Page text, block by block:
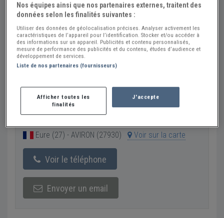
Réf : A296280 Actualisée le : 23/07/2026
Doigt allumeur RENAULT 6 (R6)
Créer une alerte Pièces RENAULT 6 (...
3 €
Vendeur Particulier
Eure (27) - AVIRON (27930) Voir sur la carte
Voir le téléphone
Envoyer un email
Nos équipes ainsi que nos partenaires externes, traitent des
données selon les finalités suivantes :
Utiliser des données de géolocalisation précises. Analyser activement les
caractéristiques de l’appareil pour l’identification. Stocker et/ou accéder à
des informations sur un appareil. Publicités et contenu personnalisés,
mesure de performance des publicités et du contenu, études d’audience et
développement de services.
Liste de nos partenaires (fournisseurs)
Afficher toutes les
finalités
J'accepte